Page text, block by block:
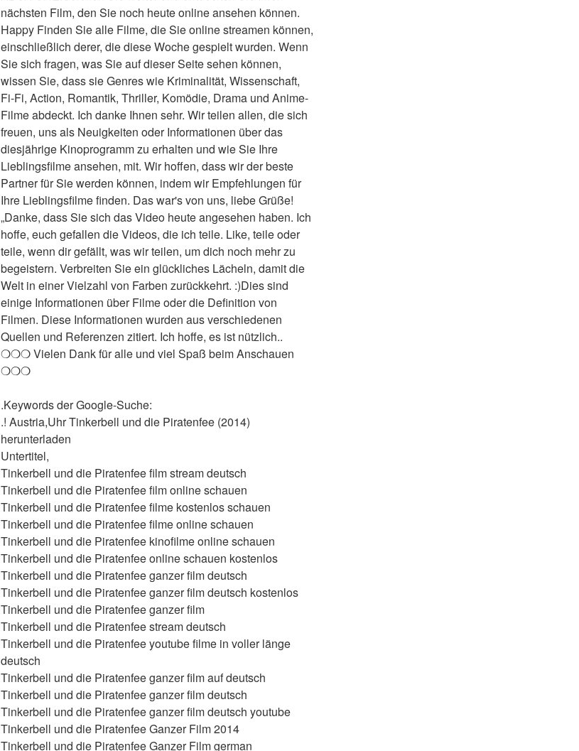
nächsten Film, den Sie noch heute online ansehen können.
Happy Finden Sie alle Filme, die Sie online streamen können,
einschließlich derer, die diese Woche gespielt wurden. Wenn
Sie sich fragen, was Sie auf dieser Seite sehen können,
wissen Sie, dass sie Genres wie Kriminalität, Wissenschaft,
Fi-Fi, Action, Romantik, Thriller, Komödie, Drama und Anime-
Filme abdeckt. Ich danke Ihnen sehr. Wir teilen allen, die sich
freuen, uns als Neuigkeiten oder Informationen über das
diesjährige Kinoprogramm zu erhalten und wie Sie Ihre
Lieblingsfilme ansehen, mit. Wir hoffen, dass wir der beste
Partner für Sie werden können, indem wir Empfehlungen für
Ihre Lieblingsfilme finden. Das war's von uns, liebe Grüße!
„Danke, dass Sie sich das Video heute angesehen haben. Ich
hoffe, euch gefallen die Videos, die ich teile. Like, teile oder
teile, wenn dir gefällt, was wir teilen, um dich noch mehr zu
begeistern. Verbreiten Sie ein glückliches Lächeln, damit die
Welt in einer Vielzahl von Farben zurückkehrt. :)Dies sind
einige Informationen über Filme oder die Definition von
Filmen. Diese Informationen wurden aus verschiedenen
Quellen und Referenzen zitiert. Ich hoffe, es ist nützlich..
❍❍❍ Vielen Dank für alle und viel Spaß beim Anschauen
❍❍❍
.Keywords der Google-Suche:
.! Austria,Uhr Tinkerbell und die Piratenfee (2014)
herunterladen
Untertitel,
Tinkerbell und die Piratenfee film stream deutsch
Tinkerbell und die Piratenfee film online schauen
Tinkerbell und die Piratenfee filme kostenlos schauen
Tinkerbell und die Piratenfee filme online schauen
Tinkerbell und die Piratenfee kinofilme online schauen
Tinkerbell und die Piratenfee online schauen kostenlos
Tinkerbell und die Piratenfee ganzer film deutsch
Tinkerbell und die Piratenfee ganzer film deutsch kostenlos
Tinkerbell und die Piratenfee ganzer film
Tinkerbell und die Piratenfee stream deutsch
Tinkerbell und die Piratenfee youtube filme in voller länge
deutsch
Tinkerbell und die Piratenfee ganzer film auf deutsch
Tinkerbell und die Piratenfee ganzer film deutsch
Tinkerbell und die Piratenfee ganzer film deutsch youtube
Tinkerbell und die Piratenfee Ganzer Film 2014
Tinkerbell und die Piratenfee Ganzer Film german